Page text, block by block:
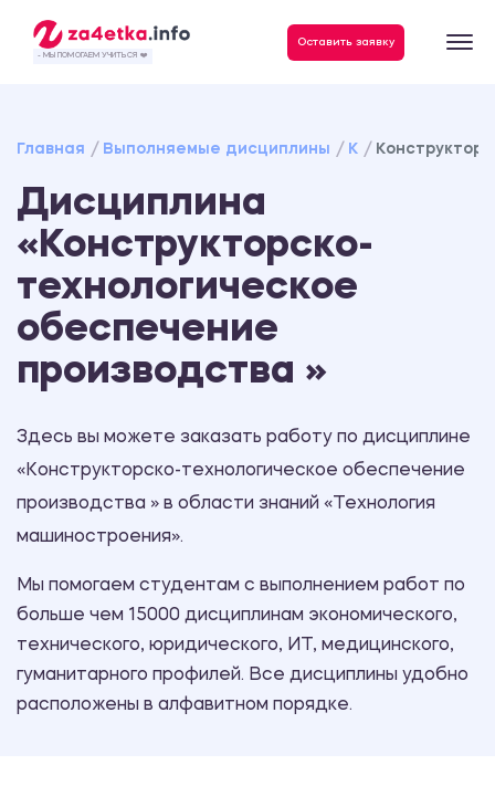
- МЫ ПОМОГАЕМ УЧИТЬСЯ ❤️
Оставить заявку
Главная Выполняемые дисциплины К
Дисциплина
«Конструкторско-
технологическое
обеспечение
производства »
Здесь вы можете заказать работу по дисциплине
«Конструкторско-технологическое обеспечение
производства » в области знаний «Технология
машиностроения».
Мы помогаем студентам с выполнением работ по
больше чем 15000 дисциплинам экономического,
технического, юридического, ИТ, медицинского,
гуманитарного профилей. Все дисциплины удобно
расположены в алфавитном порядке.